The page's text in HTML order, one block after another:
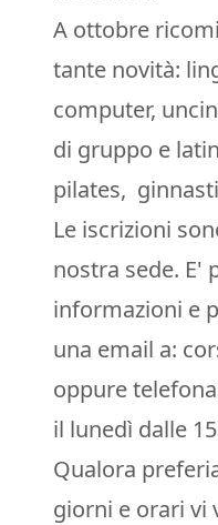
A ottobre
tante novità:
computer,
di gruppo e
pilates,
Le iscrizioni
nostra sede. E'
informazioni e
una email a:
oppure
il lunedì dalle
Qualora
giorni e orari vi